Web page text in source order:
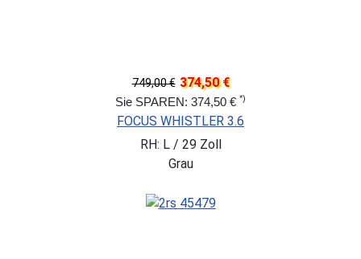
749,00 € 374,50 €
Sie SPAREN: 374,50 € *)
FOCUS WHISTLER 3.6
RH: L / 29 Zoll
Grau